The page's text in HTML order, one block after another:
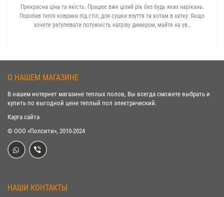
Прекрасна ціна та якість. Працює вже цілий рік без будь яких нарікань.
Поробив теплі коврики під стіл, для сушки взуття та котам в хатку. Якщо
хочете регулювати потужність нагріву димером, майте на ув..
О НАШЕМ МАГАЗИНЕ
В нашем интернет магазине теплых полов, Вы всегда сможете выбрать и
купить по выгодной цене теплый пол электрический.
Карта сайта
© ООО «Полсити», 2010-2024
НАШИ КОНТАКТЫ